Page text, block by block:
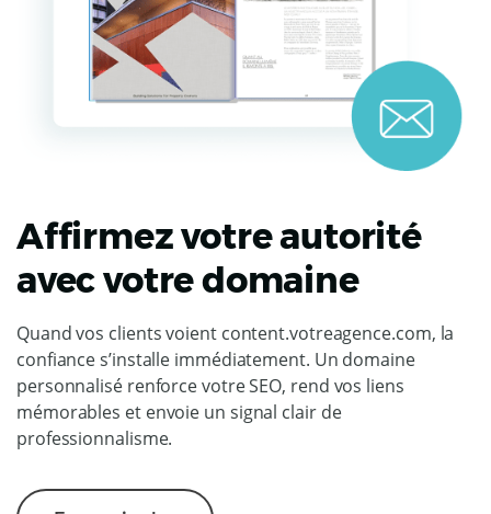
Affirmez votre autorité
avec votre domaine
Quand vos clients voient content.votreagence.com, la
confiance s’installe immédiatement. Un domaine
personnalisé renforce votre SEO, rend vos liens
mémorables et envoie un signal clair de
professionnalisme.